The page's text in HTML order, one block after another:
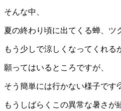
そんな中、
夏の終わり頃に出てくる蝉、ツ
もう少しで涼しくなってくれる
願ってはいるところですが、
そう簡単には行かない様子です
もうしばらくこの異常な暑さが